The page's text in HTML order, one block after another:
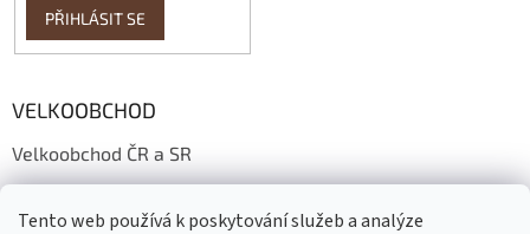
Tento web používá k poskytování služeb a analýze
PŘIHLÁSIT SE
VELKOOBCHOD
Velkoobchod ČR a SR